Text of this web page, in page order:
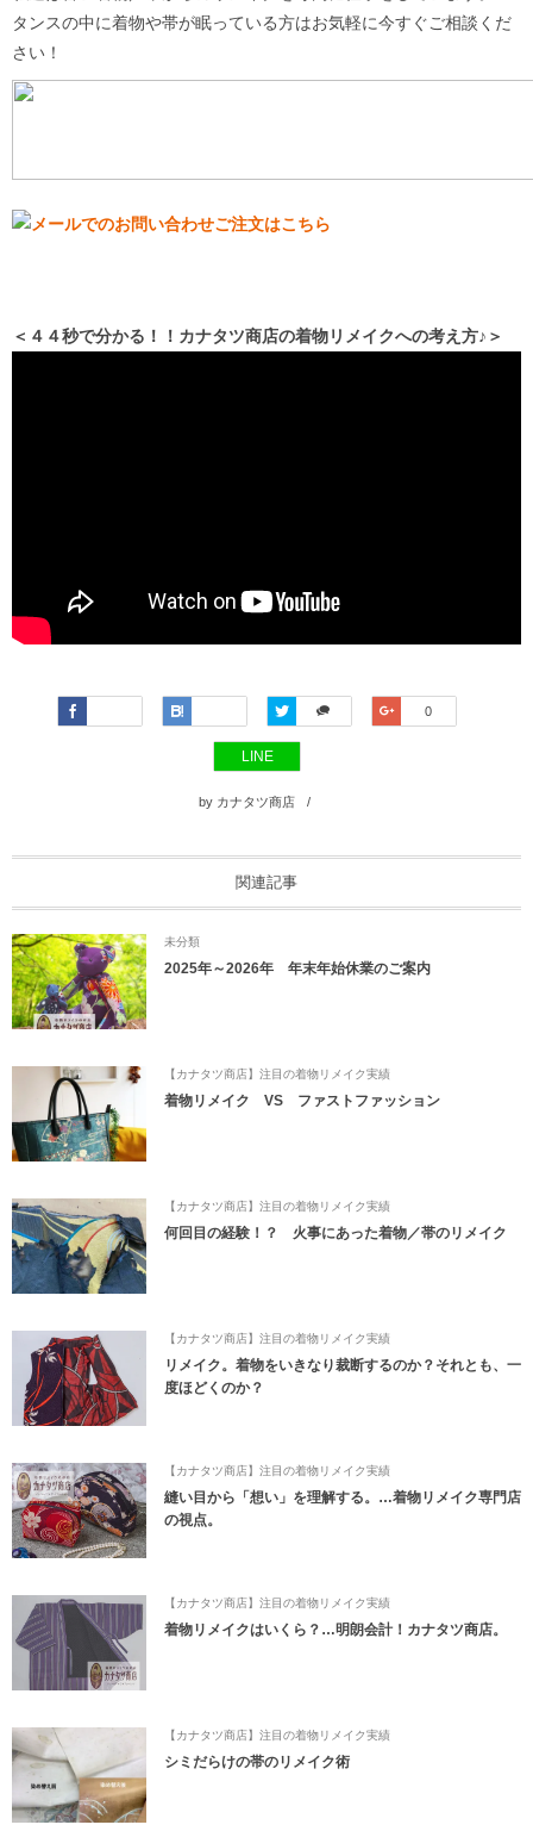
タンスの中に着物や帯が眠っている方はお気軽に今すぐご相談くだ
さい！
＜４４秒で分かる！！カナタツ商店の着物リメイクへの考え方♪＞
Twitter Google+
0
LINE
by カナタツ商店
関連記事
未分類
2025年～2026年 年末年始休業のご案内
【カナタツ商店】注目の着物リメイク実績
着物リメイク VS ファストファッション
【カナタツ商店】注目の着物リメイク実績
何回目の経験！？ 火事にあった着物／帯のリメイク
【カナタツ商店】注目の着物リメイク実績
リメイク。着物をいきなり裁断するのか？それとも、一
度ほどくのか？
【カナタツ商店】注目の着物リメイク実績
縫い目から「想い」を理解する。…着物リメイク専門店
の視点。
【カナタツ商店】注目の着物リメイク実績
着物リメイクはいくら？…明朗会計！カナタツ商店。
【カナタツ商店】注目の着物リメイク実績
シミだらけの帯のリメイク術